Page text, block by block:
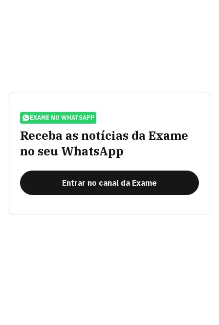
EXAME NO WHATSAPP
Receba as notícias da Exame
no seu WhatsApp
Entrar no canal da Exame